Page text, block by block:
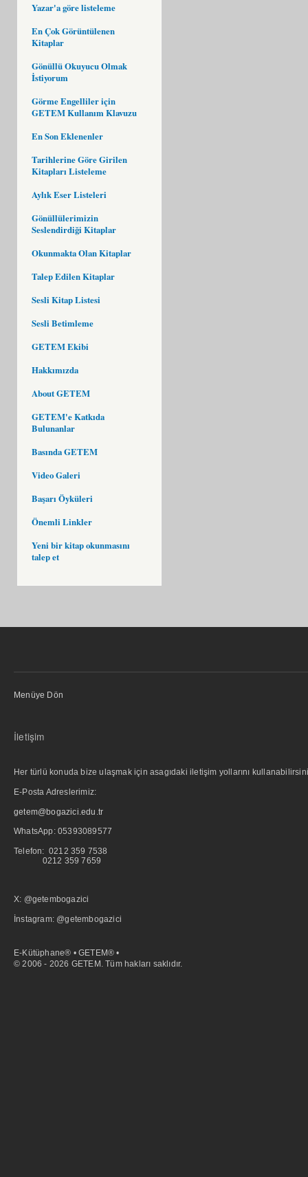
Yazar'a göre listeleme
En Çok Görüntülenen
Kitaplar
Gönüllü Okuyucu Olmak
İstiyorum
Görme Engelliler için
GETEM Kullanım Klavuzu
En Son Eklenenler
Tarihlerine Göre Girilen
Kitapları Listeleme
Aylık Eser Listeleri
Gönüllülerimizin
Seslendirdiği Kitaplar
Okunmakta Olan Kitaplar
Talep Edilen Kitaplar
Sesli Kitap Listesi
Sesli Betimleme
GETEM Ekibi
Hakkımızda
About GETEM
GETEM'e Katkıda
Bulunanlar
Basında GETEM
Video Galeri
Başarı Öyküleri
Önemli Linkler
Yeni bir kitap okunmasını
talep et
Menüye Dön
İletişim
Her türlü konuda bize ulaşmak için asagıdaki iletişim yollarını
E-Posta Adreslerimiz:
getem@bogazici.edu.tr
WhatsApp: 05393089577
Telefon: 0212 359 7538
0212 359 7659
X: @getembogazici
İnstagram: @getembogazici
E-Kütüphane® • GETEM® •
© 2006 - 2026 GETEM. Tüm hakları saklıdır.